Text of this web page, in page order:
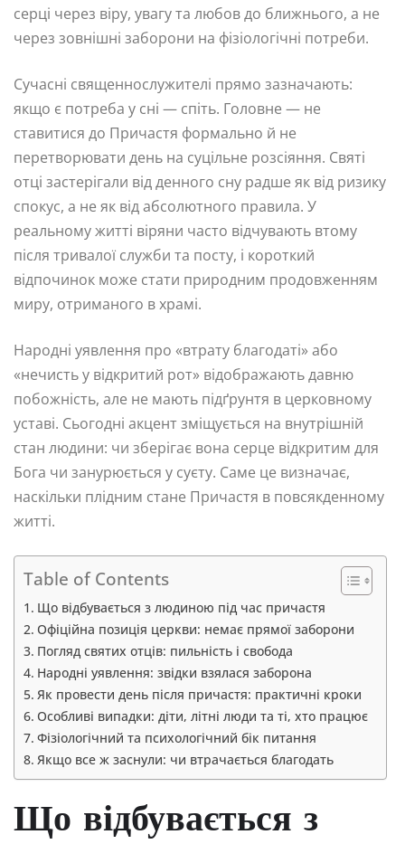
серці через віру, увагу та любов до ближнього, а не
через зовнішні заборони на фізіологічні потреби.
Сучасні священнослужителі прямо зазначають:
якщо є потреба у сні — спіть. Головне — не
ставитися до Причастя формально й не
перетворювати день на суцільне розсіяння. Святі
отці застерігали від денного сну радше як від ризику
спокус, а не як від абсолютного правила. У
реальному житті віряни часто відчувають втому
після тривалої служби та посту, і короткий
відпочинок може стати природним продовженням
миру, отриманого в храмі.
Народні уявлення про «втрату благодаті» або
«нечисть у відкритий рот» відображають давню
побожність, але не мають підґрунтя в церковному
уставі. Сьогодні акцент зміщується на внутрішній
стан людини: чи зберігає вона серце відкритим для
Бога чи занурюється у суєту. Саме це визначає,
наскільки плідним стане Причастя в повсякденному
житті.
Table of Contents
Що відбувається з людиною під час причастя
Офіційна позиція церкви: немає прямої заборони
Погляд святих отців: пильність і свобода
Народні уявлення: звідки взялася заборона
Як провести день після причастя: практичні кроки
Особливі випадки: діти, літні люди та ті, хто працює
Фізіологічний та психологічний бік питання
Якщо все ж заснули: чи втрачається благодать
Що відбувається з